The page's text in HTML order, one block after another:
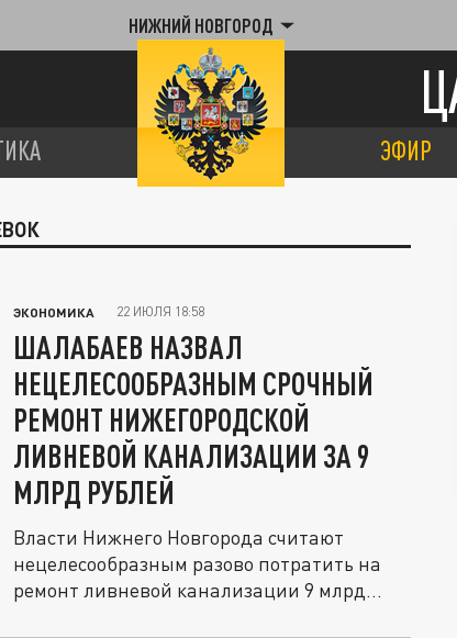
НИЖНИЙ НОВГОРОД
ЭФИР
ЭКОНОМИКА 22 ИЮЛЯ 18:58
ШАЛАБАЕВ НАЗВАЛ
НЕЦЕЛЕСООБРАЗНЫМ СРОЧНЫЙ
РЕМОНТ НИЖЕГОРОДСКОЙ
ЛИВНЕВОЙ КАНАЛИЗАЦИИ ЗА 9
МЛРД РУБЛЕЙ
Власти Нижнего Новгорода считают
нецелесообразным разово потратить на
ремонт ливневой канализации 9 млрд...